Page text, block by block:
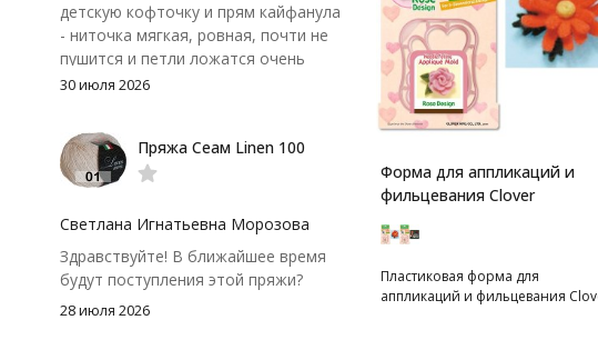
Форма для аппликаций и
фильцевания Clover
Пластиковая форма для
аппликаций и фильцевания
детскую кофточку и прям кайфанула
- ниточка мягкая, ровная, почти не
пушится и петли ложатся очень
аккуратно. После стирки полотно
потеряло, цвет тоже не стал
тусклее. Единственный нюанс -
моточки маленькие, расход лучше
чуть-чуть не хватило))
30 июля 2026
Пряжа Сеам Linen 100
Светлана Игнатьевна Морозова
Здравствуйте! В ближайшее время
будут поступления этой пряжи?
28 июля 2026